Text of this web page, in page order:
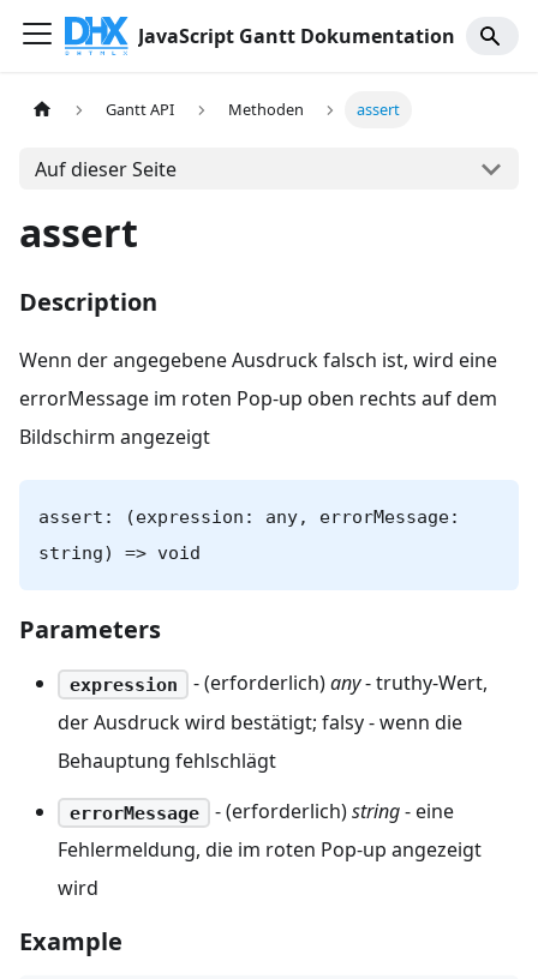
JavaScript Gantt Dokumentation
Gantt API Methoden assert
Auf dieser Seite
assert
Description
Wenn der angegebene Ausdruck falsch ist, wird eine
errorMessage im roten Pop-up oben rechts auf dem
Bildschirm angezeigt
assert: (expression: any, errorMessage:
string) => void
Parameters
expression - (erforderlich)any- truthy-Wert,
der Ausdruck wird bestätigt; falsy - wenn die
Behauptung fehlschlägt
errorMessage - (erforderlich)string- eine
Fehlermeldung, die im roten Pop-up angezeigt
wird
Example